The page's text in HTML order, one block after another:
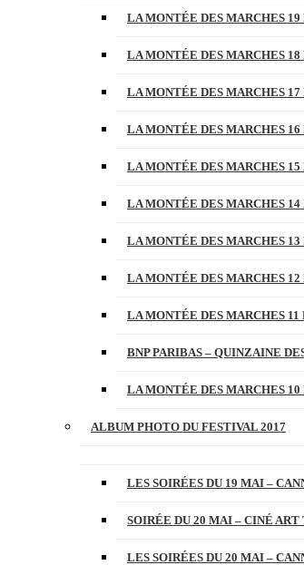
LA MONTÉE DES MARCHES
LA MONTÉE DES MARCHES
LA MONTÉE DES MARCHES
LA MONTÉE DES MARCHES
LA MONTÉE DES MARCHES 15
LA MONTÉE DES MARCHES
LA MONTÉE DES MARCHES
LA MONTÉE DES MARCHES
LA MONTÉE DES MARCHES
BNP PARIBAS – QUINZAINE
LA MONTÉE DES MARCHES
ALBUM PHOTO DU FESTIVAL 2017
LES SOIRÉES DU 19 MAI –
SOIRÉE DU 20 MAI – CINÉ ART
LES SOIRÉES DU 20 MAI –